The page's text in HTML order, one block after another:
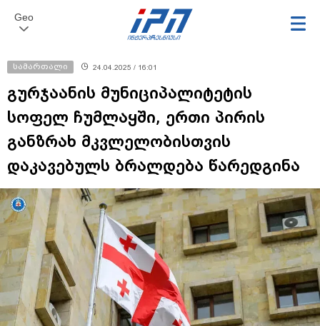
Geo
სამართალი 24.04.2025 / 16:01
გურჯაანის მუნიციპალიტეტის
სოფელ ჩუმლაყში, ერთი პირის
განზრახ მკვლელობისთვის
დაკავებულს ბრალდება წარედგინა